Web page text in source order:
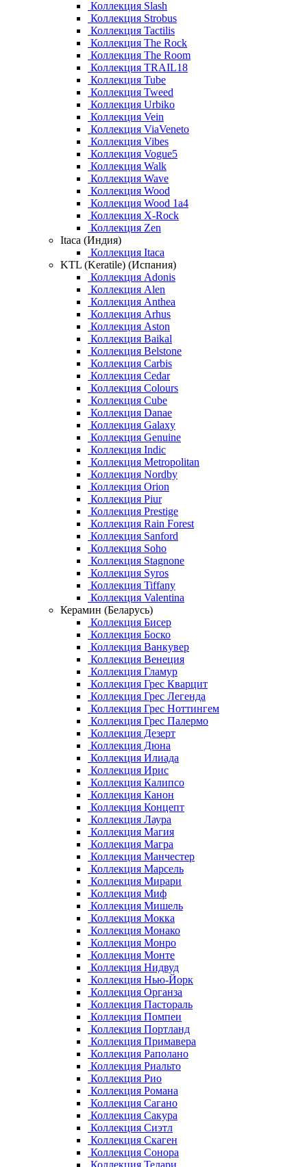
Коллекция Slash
Коллекция Strobus
Коллекция Tactilis
Коллекция The Rock
Коллекция The Room
Коллекция TRAIL18
Коллекция Tube
Коллекция Tweed
Коллекция Urbiko
Коллекция Vein
Коллекция ViaVeneto
Коллекция Vibes
Коллекция Vogue5
Коллекция Walk
Коллекция Wave
Коллекция Wood
Коллекция Wood 1a4
Коллекция X-Rock
Коллекция Zen
Itaca (Индия)
Коллекция Itaca
KTL (Keratile) (Испания)
Коллекция Adonis
Коллекция Alen
Коллекция Anthea
Коллекция Arhus
Коллекция Aston
Коллекция Baikal
Коллекция Belstone
Коллекция Carbis
Коллекция Cedar
Коллекция Colours
Коллекция Cube
Коллекция Danae
Коллекция Galaxy
Коллекция Genuine
Коллекция Indic
Коллекция Metropolitan
Коллекция Nordby
Коллекция Orion
Коллекция Piur
Коллекция Prestige
Коллекция Rain Forest
Коллекция Sanford
Коллекция Soho
Коллекция Stagnone
Коллекция Syros
Коллекция Tiffany
Коллекция Valentina
Керамин (Беларусь)
Коллекция Бисер
Коллекция Боско
Коллекция Ванкувер
Коллекция Венеция
Коллекция Гламур
Коллекция Грес Кварцит
Коллекция Грес Легенда
Коллекция Грес Ноттингем
Коллекция Грес Палермо
Коллекция Дезерт
Коллекция Дюна
Коллекция Илиада
Коллекция Ирис
Коллекция Калипсо
Коллекция Канон
Коллекция Концепт
Коллекция Лаура
Коллекция Магия
Коллекция Магра
Коллекция Манчестер
Коллекция Марсель
Коллекция Мирари
Коллекция Миф
Коллекция Мишель
Коллекция Мокка
Коллекция Монако
Коллекция Монро
Коллекция Монте
Коллекция Нидвуд
Коллекция Нью-Йорк
Коллекция Органза
Коллекция Пастораль
Коллекция Помпеи
Коллекция Портланд
Коллекция Примавера
Коллекция Раполано
Коллекция Риальто
Коллекция Рио
Коллекция Романа
Коллекция Сагано
Коллекция Сакура
Коллекция Сиэтл
Коллекция Скаген
Коллекция Сонора
Коллекция Телари